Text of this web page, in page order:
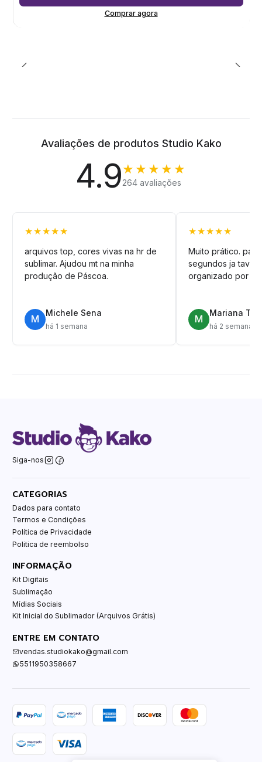
Comprar agora
Avaliações de produtos Studio Kako
4.9★★★★★
264 avaliações
★★★★★
arquivos top, cores vivas na hr de
sublimar. Ajudou mt na minha
produção de Páscoa.
M
Michele Sena
há 1 semana
★★★★★
Muito prático.
segundos ja tava
organizado por
M
Mariana T.
há 2 semanas
Siga-nos
CATEGORIAS
Dados para contato
Termos e Condições
Política de Privacidade
Politica de reembolso
INFORMAÇÃO
Kit Digitais
Sublimação
Mídias Sociais
Kit Inicial do Sublimador (Arquivos Grátis)
ENTRE EM CONTATO
vendas.studiokako@gmail.com
5511950358667